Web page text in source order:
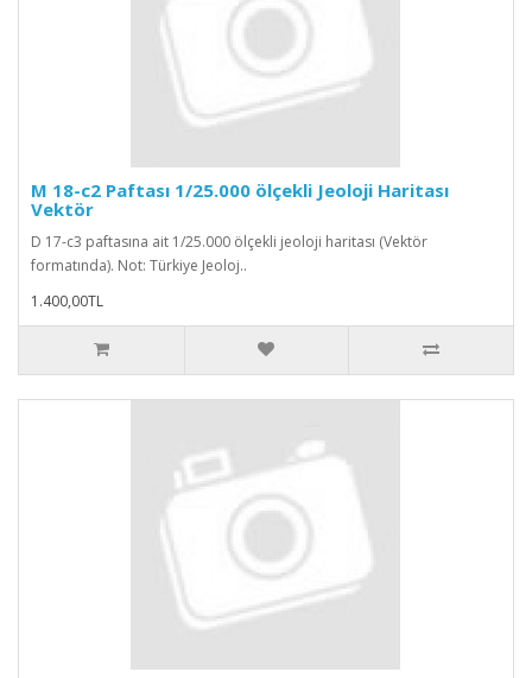
M 18-c2 Paftası 1/25.000 ölçekli Jeoloji Haritası
Vektör
D 17-c3 paftasına ait 1/25.000 ölçekli jeoloji haritası (Vektör
formatında). Not: Türkiye Jeoloj..
1.400,00TL